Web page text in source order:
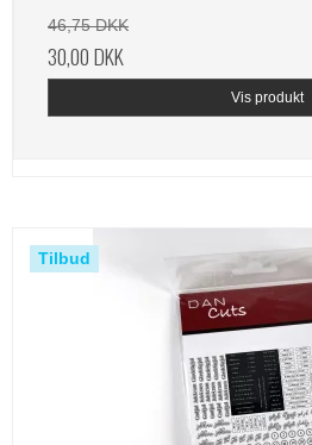
46,75 DKK
30,00 DKK
Vis produkt
Tilbud